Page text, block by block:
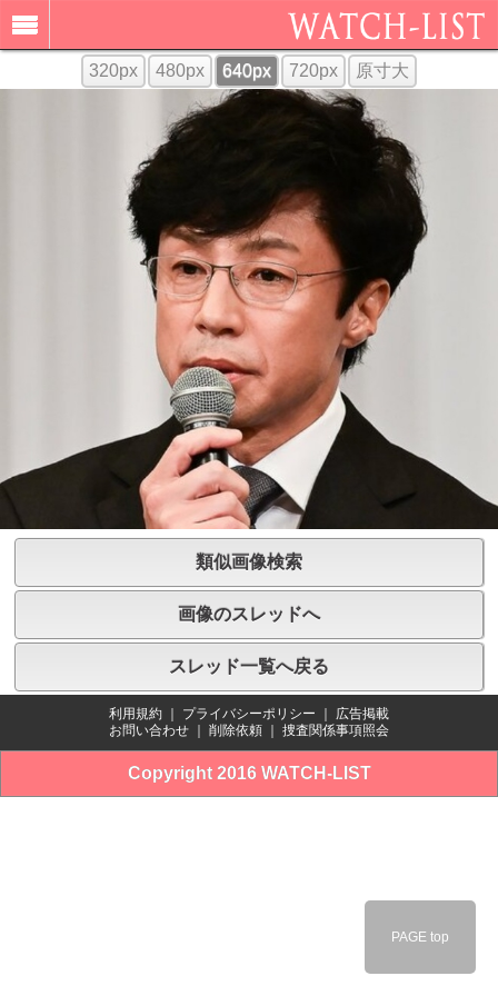
320px 480px 640px 720px 原寸大
類似画像検索
画像のスレッドへ
スレッド一覧へ戻る
利用規約 プライバシーポリシー
広告掲載
お問い合わせ
削除依頼 捜査関係事項照会
Copyright 2016 WATCH-LIST
PAGE top